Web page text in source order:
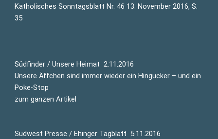
Katholisches Sonntagsblatt Nr. 46 13. November 2016, S.
35
Südfinder / Unsere Heimat 2.11.2016
Unsere Äffchen sind immer wieder ein Hingucker – und ein
Poke-Stop
zum ganzen Artikel
Südwest Presse / Ehinger Tagblatt 5.11.2016